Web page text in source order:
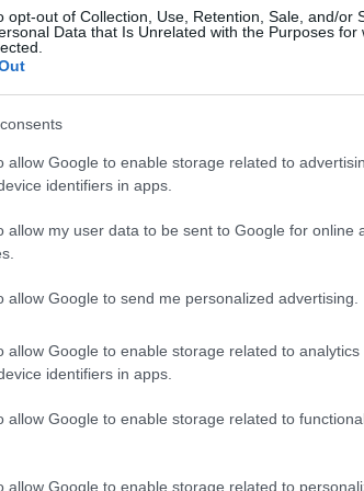
opt-out of Collection, Use, Retention, Sale, and/or
Data that Is Unrelated with the Purposes for
allow Google to enable storage related to
identifiers in apps.
allow my user data to be sent to Google for online
allow Google to send me personalized advertising.
allow Google to enable storage related to analytics
identifiers in apps.
allow Google to enable storage related to
allow Google to enable storage related to
Conte
di Pd e M5Stelle stanno
influencer di fiducia, Rocco
o piccoli che siano. Il nostro
fretta le vesti di Avvocato e di
al popolo con il nuovo volto di
protesta e dei “rosiconi”. Un novello
incentrato sull’
di tutti i mali. Ma invece di dirci
di scontrini, forse proprio per
finanziaria, di misure che